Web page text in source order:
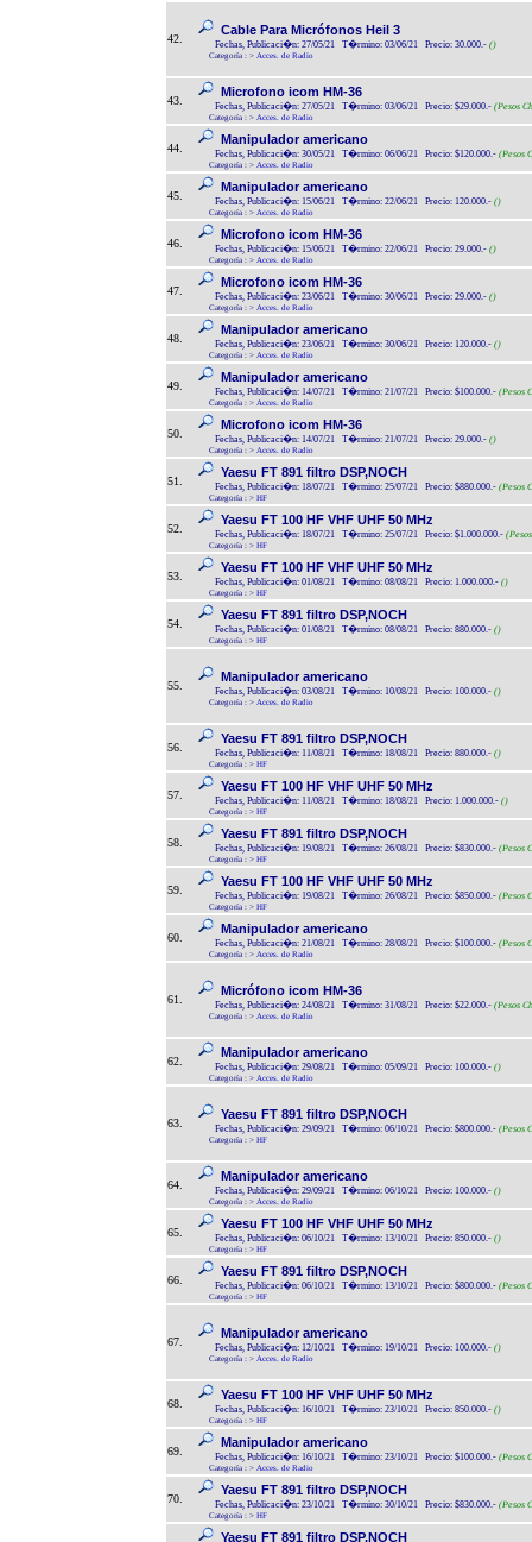
42.
Cable Para Micrófonos Heil 3
Fechas, Publicaci�n: 27/05/21 T�rmino: 03/06/21 Precio: 30.000.- ()
Categoría : > Acces. de Radio
43.
Microfono icom HM-36
Fechas, Publicaci�n: 27/05/21 T�rmino: 03/06/21 Precio: $29.000.- (Pesos
Categoría : > Acces. de Radio
44.
Manipulador americano
Fechas, Publicaci�n: 30/05/21 T�rmino: 06/06/21 Precio: $120.000.- (Pesos
Categoría : > Acces. de Radio
45.
Manipulador americano
Fechas, Publicaci�n: 15/06/21 T�rmino: 22/06/21 Precio: 120.000.- ()
Categoría : > Acces. de Radio
46.
Microfono icom HM-36
Fechas, Publicaci�n: 15/06/21 T�rmino: 22/06/21 Precio: 29.000.- ()
Categoría : > Acces. de Radio
47.
Microfono icom HM-36
Fechas, Publicaci�n: 23/06/21 T�rmino: 30/06/21 Precio: 29.000.- ()
Categoría : > Acces. de Radio
48.
Manipulador americano
Fechas, Publicaci�n: 23/06/21 T�rmino: 30/06/21 Precio: 120.000.- ()
Categoría : > Acces. de Radio
49.
Manipulador americano
Fechas, Publicaci�n: 14/07/21 T�rmino: 21/07/21 Precio: $100.000.- (Pesos
Categoría : > Acces. de Radio
50.
Microfono icom HM-36
Fechas, Publicaci�n: 14/07/21 T�rmino: 21/07/21 Precio: 29.000.- ()
Categoría : > Acces. de Radio
51.
Yaesu FT 891 filtro DSP,NOCH
Fechas, Publicaci�n: 18/07/21 T�rmino: 25/07/21 Precio: $880.000.- (Pesos
Categoría : > HF
52.
Yaesu FT 100 HF VHF UHF 50 MHz
Fechas, Publicaci�n: 18/07/21 T�rmino: 25/07/21 Precio: $1.000.000.-
Categoría : > HF
53.
Yaesu FT 100 HF VHF UHF 50 MHz
Fechas, Publicaci�n: 01/08/21 T�rmino: 08/08/21 Precio: 1.000.000.- ()
Categoría : > HF
54.
Yaesu FT 891 filtro DSP,NOCH
Fechas, Publicaci�n: 01/08/21 T�rmino: 08/08/21 Precio: 880.000.- ()
Categoría : > HF
55.
Manipulador americano
Fechas, Publicaci�n: 03/08/21 T�rmino: 10/08/21 Precio: 100.000.- ()
Categoría : > Acces. de Radio
56.
Yaesu FT 891 filtro DSP,NOCH
Fechas, Publicaci�n: 11/08/21 T�rmino: 18/08/21 Precio: 880.000.- ()
Categoría : > HF
57.
Yaesu FT 100 HF VHF UHF 50 MHz
Fechas, Publicaci�n: 11/08/21 T�rmino: 18/08/21 Precio: 1.000.000.- ()
Categoría : > HF
58.
Yaesu FT 891 filtro DSP,NOCH
Fechas, Publicaci�n: 19/08/21 T�rmino: 26/08/21 Precio: $830.000.- (Pesos
Categoría : > HF
59.
Yaesu FT 100 HF VHF UHF 50 MHz
Fechas, Publicaci�n: 19/08/21 T�rmino: 26/08/21 Precio: $850.000.- (Pesos
Categoría : > HF
60.
Manipulador americano
Fechas, Publicaci�n: 21/08/21 T�rmino: 28/08/21 Precio: $100.000.- (Pesos
Categoría : > Acces. de Radio
61.
Micrófono icom HM-36
Fechas, Publicaci�n: 24/08/21 T�rmino: 31/08/21 Precio: $22.000.- (Pesos
Categoría : > Acces. de Radio
62.
Manipulador americano
Fechas, Publicaci�n: 29/08/21 T�rmino: 05/09/21 Precio: 100.000.- ()
Categoría : > Acces. de Radio
63.
Yaesu FT 891 filtro DSP,NOCH
Fechas, Publicaci�n: 29/09/21 T�rmino: 06/10/21 Precio: $800.000.- (Pesos
Categoría : > HF
64.
Manipulador americano
Fechas, Publicaci�n: 29/09/21 T�rmino: 06/10/21 Precio: 100.000.- ()
Categoría : > Acces. de Radio
65.
Yaesu FT 100 HF VHF UHF 50 MHz
Fechas, Publicaci�n: 06/10/21 T�rmino: 13/10/21 Precio: 850.000.- ()
Categoría : > HF
66.
Yaesu FT 891 filtro DSP,NOCH
Fechas, Publicaci�n: 06/10/21 T�rmino: 13/10/21 Precio: $800.000.- (Pesos
Categoría : > HF
67.
Manipulador americano
Fechas, Publicaci�n: 12/10/21 T�rmino: 19/10/21 Precio: 100.000.- ()
Categoría : > Acces. de Radio
68.
Yaesu FT 100 HF VHF UHF 50 MHz
Fechas, Publicaci�n: 16/10/21 T�rmino: 23/10/21 Precio: 850.000.- ()
Categoría : > HF
69.
Manipulador americano
Fechas, Publicaci�n: 16/10/21 T�rmino: 23/10/21 Precio: $100.000.- (Pesos
Categoría : > Acces. de Radio
70.
Yaesu FT 891 filtro DSP,NOCH
Fechas, Publicaci�n: 23/10/21 T�rmino: 30/10/21 Precio: $830.000.- (Pesos
Categoría : > HF
Yaesu FT 891 filtro DSP,NOCH